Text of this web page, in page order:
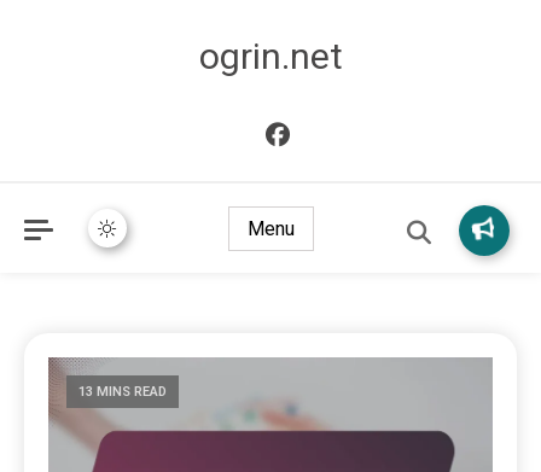
ogrin.net
Menu
13 MINS READ